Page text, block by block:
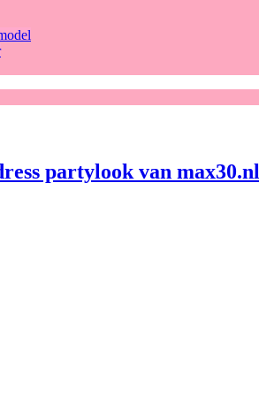
partylook van max30.nl